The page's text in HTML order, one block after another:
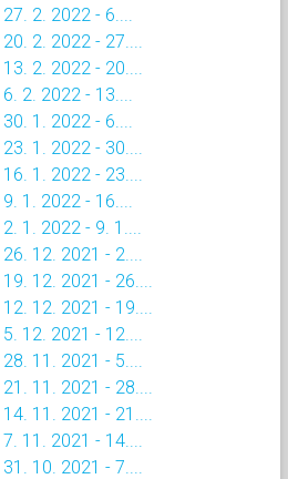
2. 2022 - 6....
2. 2022 - 27....
2. 2022 - 20....
2. 2022 - 13....
1. 2022 - 6....
1. 2022 - 30....
1. 2022 - 23....
1. 2022 - 16....
1. 2022 - 9. 1....
12. 2021 - 2....
12. 2021 - 26....
12. 2021 - 19....
12. 2021 - 12....
11. 2021 - 5....
11. 2021 - 28....
11. 2021 - 21....
11. 2021 - 14....
10. 2021 - 7....